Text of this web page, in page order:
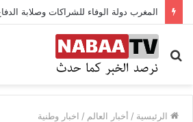
المغرب دولة الوفاء للشراكات وصلابة
بحث
عن
الرئيسية / أخبار العالم / اخبار وطنية